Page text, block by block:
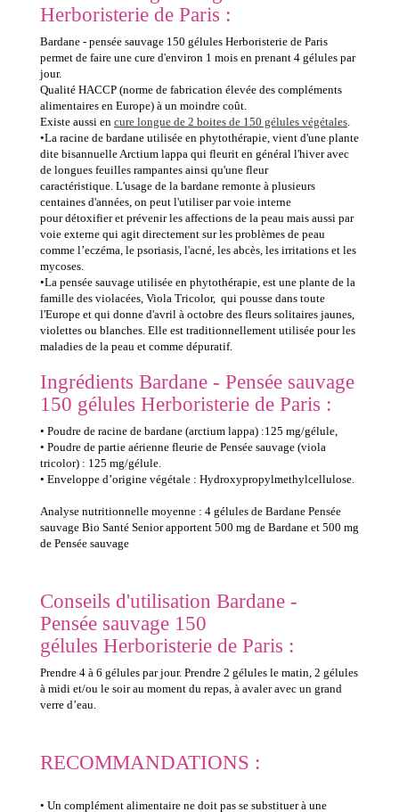
Herboristerie de Paris :
Bardane - pensée sauvage 150 gélules Herboristerie de Paris
permet de faire une cure d'environ 1 mois en prenant 4 gélules par
jour.
Qualité HACCP (norme de fabrication élevée des compléments
alimentaires en Europe) à un moindre coût.
Existe aussi en cure longue de 2 boites de 150 gélules végétales.
•La racine de bardane utilisée en phytothérapie, vient d'une plante
dite bisannuelle Arctium lappa qui fleurit en général l'hiver avec
de longues feuilles rampantes ainsi qu'une fleur
caractéristique. L'usage de la bardane remonte à plusieurs
centaines d'années, on peut l'utiliser par voie interne
pour détoxifier et prévenir les affections de la peau mais aussi par
voie externe qui agit directement sur les problèmes de peau
comme l’eczéma, le psoriasis, l'acné, les abcès, les irritations et les
mycoses.
•La pensée sauvage utilisée en phytothérapie, est une plante de la
famille des violacées, Viola Tricolor, qui pousse dans toute
l'Europe et qui donne d'avril à octobre des fleurs solitaires jaunes,
violettes ou blanches. Elle est traditionnellement utilisée pour les
maladies de la peau et comme dépuratif.
Ingrédients Bardane - Pensée sauvage
150 gélules Herboristerie de Paris :
• Poudre de racine de bardane (arctium lappa) :125 mg/gélule,
• Poudre de partie aérienne fleurie de Pensée sauvage (viola
tricolor) : 125 mg/gélule.
• Enveloppe d’origine végétale : Hydroxypropylmethylcellulose.
Analyse nutritionnelle moyenne : 4 gélules de Bardane Pensée
sauvage Bio Santé Senior apportent 500 mg de Bardane et 500 mg
de Pensée sauvage
Conseils d'utilisation Bardane -
Pensée sauvage 150
gélules Herboristerie de Paris :
Prendre 4 à 6 gélules par jour. Prendre 2 gélules le matin, 2 gélules
à midi et/ou le soir au moment du repas, à avaler avec un grand
verre d’eau.
RECOMMANDATIONS :
• Un complément alimentaire ne doit pas se substituer à une